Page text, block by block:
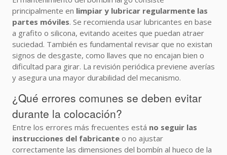
principalmente en limpiar y lubricar regularmente las
partes móviles. Se recomienda usar lubricantes en base
a grafito o silicona, evitando aceites que puedan atraer
suciedad. También es fundamental revisar que no existan
signos de desgaste, como llaves que no encajan bien o
dificultad para girar. La revisión periódica previene averías
y asegura una mayor durabilidad del mecanismo.
¿Qué errores comunes se deben evitar
durante la colocación?
Entre los errores más frecuentes está no seguir las
instrucciones del fabricante o no ajustar
correctamente las dimensiones del bombín al hueco de la